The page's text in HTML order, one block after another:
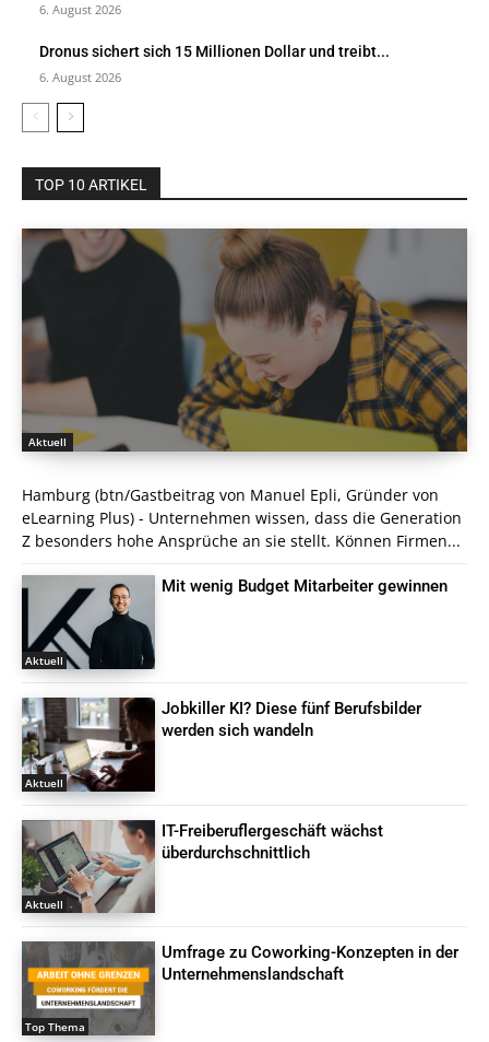
6. August 2026
Dronus sichert sich 15 Millionen Dollar und treibt...
6. August 2026
TOP 10 ARTIKEL
Aktuell
Hamburg (btn/Gastbeitrag von Manuel Epli, Gründer von
eLearning Plus) - Unternehmen wissen, dass die Generation
Z besonders hohe Ansprüche an sie stellt. Können Firmen...
Aktuell
Mit wenig Budget Mitarbeiter gewinnen
Aktuell
Jobkiller KI? Diese fünf Berufsbilder
werden sich wandeln
Aktuell
IT-Freiberuflergeschäft wächst
überdurchschnittlich
Top Thema
Umfrage zu Coworking-Konzepten in der
Unternehmenslandschaft